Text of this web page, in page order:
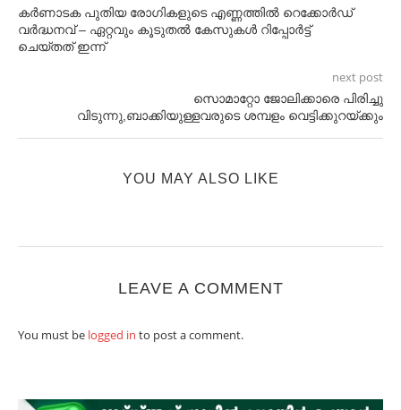
കർണാടക പുതിയ രോഗികളുടെ എണ്ണത്തിൽ റെക്കോർഡ്
വർദ്ധനവ് – ഏറ്റവും കൂടുതൽ കേസുകൾ റിപ്പോർട്ട്
ചെയ്തത് ഇന്ന്
next post
സൊമാറ്റോ ജോലിക്കാരെ പിരിച്ചു
വിടുന്നു,ബാക്കിയുള്ളവരുടെ ശമ്പളം വെട്ടിക്കുറയ്ക്കും
YOU MAY ALSO LIKE
LEAVE A COMMENT
You must be logged in to post a comment.